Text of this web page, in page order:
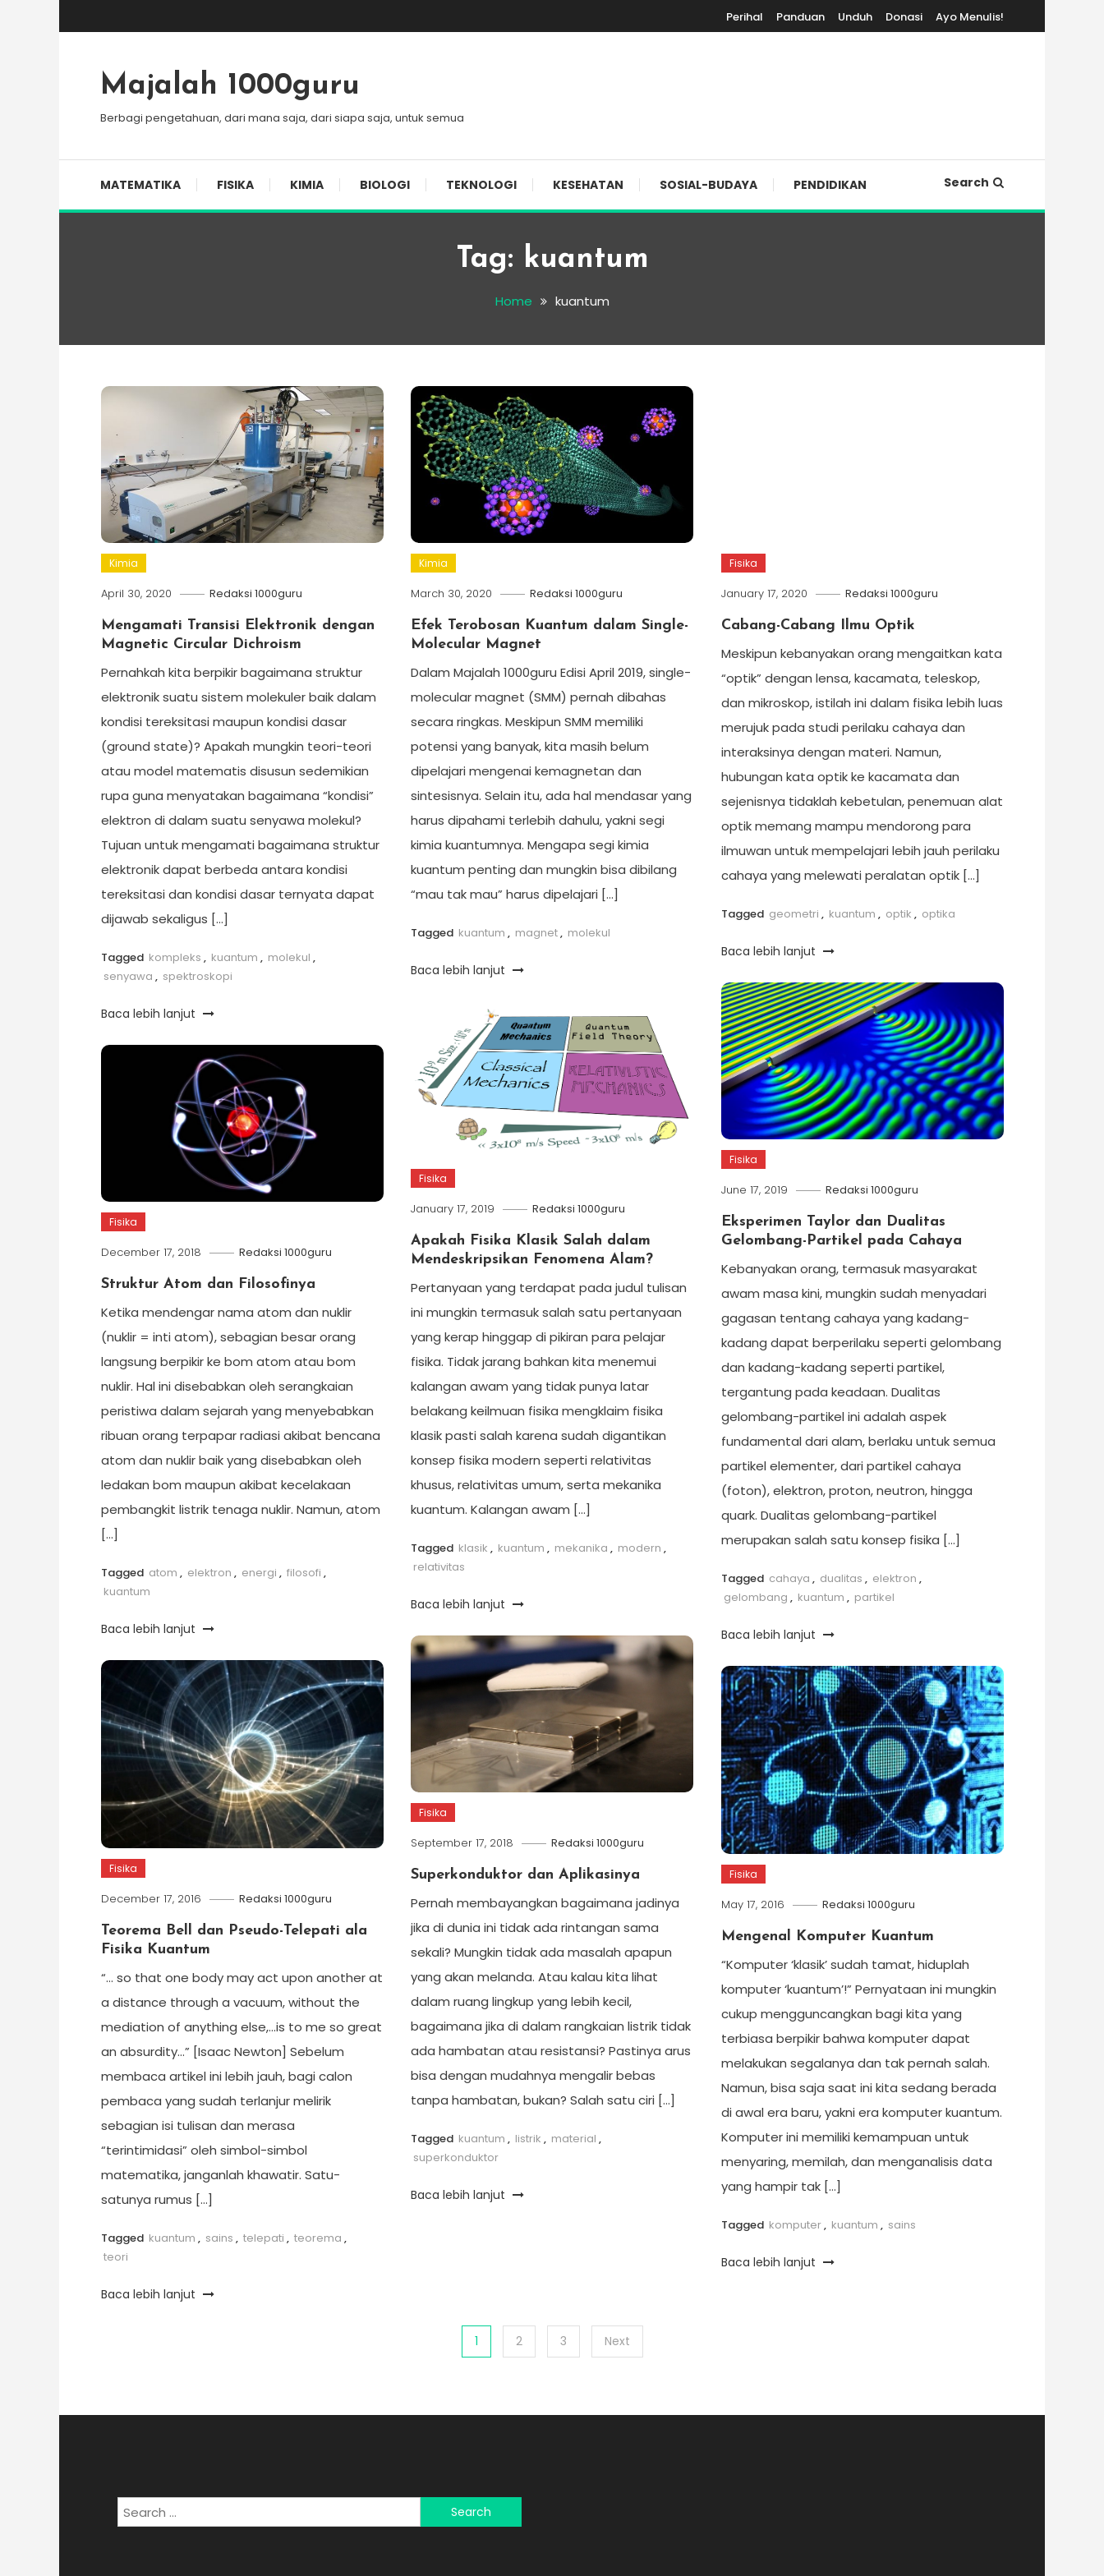
To
Perihal Panduan Unduh Donasi Ayo Menulis!
Majalah 1000guru
Berbagi pengetahuan, dari mana saja, dari siapa saja, untuk semua
MATEMATIKA FISIKA KIMIA BIOLOGI TEKNOLOGI KESEHATAN SOSIAL-BUDAYA PENDIDIKAN Search
Tag: kuantum
Home kuantum
Kimia
April 30, 2020 Redaksi 1000guru
Mengamati Transisi Elektronik dengan
Magnetic Circular Dichroism
Pernahkah kita berpikir bagaimana struktur
elektronik suatu sistem molekuler baik dalam
kondisi tereksitasi maupun kondisi dasar
(ground state)? Apakah mungkin teori-teori
atau model matematis disusun sedemikian
rupa guna menyatakan bagaimana “kondisi”
elektron di dalam suatu senyawa molekul?
Tujuan untuk mengamati bagaimana struktur
elektronik dapat berbeda antara kondisi
tereksitasi dan kondisi dasar ternyata dapat
dijawab sekaligus […]
Tagged kompleks , kuantum , molekul ,
senyawa , spektroskopi
Baca lebih lanjut
Kimia
March 30, 2020 Redaksi 1000guru
Efek Terobosan Kuantum dalam Single-
Molecular Magnet
Dalam Majalah 1000guru Edisi April 2019, single-
molecular magnet (SMM) pernah dibahas
secara ringkas. Meskipun SMM memiliki
potensi yang banyak, kita masih belum
dipelajari mengenai kemagnetan dan
sintesisnya. Selain itu, ada hal mendasar yang
harus dipahami terlebih dahulu, yakni segi
kimia kuantumnya. Mengapa segi kimia
kuantum penting dan mungkin bisa dibilang
“mau tak mau” harus dipelajari […]
Tagged kuantum , magnet, molekul
Baca lebih lanjut
Fisika
January 17, 2020 Redaksi 1000guru
Cabang-Cabang Ilmu Optik
Meskipun kebanyakan orang mengaitkan kata
“optik” dengan lensa, kacamata, teleskop,
dan mikroskop, istilah ini dalam fisika lebih luas
merujuk pada studi perilaku cahaya dan
interaksinya dengan materi. Namun,
hubungan kata optik ke kacamata dan
sejenisnya tidaklah kebetulan, penemuan alat
optik memang mampu mendorong para
ilmuwan untuk mempelajari lebih jauh perilaku
cahaya yang melewati peralatan optik […]
Tagged geometri , kuantum , optik , optika
Baca lebih lanjut
Fisika
June 17, 2019 Redaksi 1000guru
Eksperimen Taylor dan Dualitas
Gelombang-Partikel pada Cahaya
Kebanyakan orang, termasuk masyarakat
awam masa kini, mungkin sudah menyadari
gagasan tentang cahaya yang kadang-
kadang dapat berperilaku seperti gelombang
dan kadang-kadang seperti partikel,
tergantung pada keadaan. Dualitas
gelombang-partikel ini adalah aspek
fundamental dari alam, berlaku untuk semua
partikel elementer, dari partikel cahaya
(foton), elektron, proton, neutron, hingga
quark. Dualitas gelombang-partikel
merupakan salah satu konsep fisika […]
Tagged cahaya , dualitas , elektron ,
gelombang , kuantum , partikel
Baca lebih lanjut
Fisika
January 17, 2019 Redaksi 1000guru
Apakah Fisika Klasik Salah dalam
Mendeskripsikan Fenomena Alam?
Pertanyaan yang terdapat pada judul tulisan
ini mungkin termasuk salah satu pertanyaan
yang kerap hinggap di pikiran para pelajar
fisika. Tidak jarang bahkan kita menemui
kalangan awam yang tidak punya latar
belakang keilmuan fisika mengklaim fisika
klasik pasti salah karena sudah digantikan
konsep fisika modern seperti relativitas
khusus, relativitas umum, serta mekanika
kuantum. Kalangan awam […]
Tagged klasik , kuantum , mekanika , modern ,
relativitas
Baca lebih lanjut
Fisika
December 17, 2018 Redaksi 1000guru
Struktur Atom dan Filosofinya
Ketika mendengar nama atom dan nuklir
(nuklir = inti atom), sebagian besar orang
langsung berpikir ke bom atom atau bom
nuklir. Hal ini disebabkan oleh serangkaian
peristiwa dalam sejarah yang menyebabkan
ribuan orang terpapar radiasi akibat bencana
atom dan nuklir baik yang disebabkan oleh
ledakan bom maupun akibat kecelakaan
pembangkit listrik tenaga nuklir. Namun, atom
[…]
Tagged atom , elektron , energi , filosofi ,
kuantum
Baca lebih lanjut
Fisika
September 17, 2018 Redaksi 1000guru
Superkonduktor dan Aplikasinya
Pernah membayangkan bagaimana jadinya
jika di dunia ini tidak ada rintangan sama
sekali? Mungkin tidak ada masalah apapun
yang akan melanda. Atau kalau kita lihat
dalam ruang lingkup yang lebih kecil,
bagaimana jika di dalam rangkaian listrik tidak
ada hambatan atau resistansi? Pastinya arus
bisa dengan mudahnya mengalir bebas
tanpa hambatan, bukan? Salah satu ciri […]
Tagged kuantum , listrik , material ,
superkonduktor
Baca lebih lanjut
Fisika
December 17, 2016 Redaksi 1000guru
Teorema Bell dan Pseudo-Telepati ala
Fisika Kuantum
“… so that one body may act upon another at
a distance through a vacuum, without the
mediation of anything else,…is to me so great
an absurdity…” [Isaac Newton] Sebelum
membaca artikel ini lebih jauh, bagi calon
pembaca yang sudah terlanjur melirik
sebagian isi tulisan dan merasa
“terintimidasi” oleh simbol-simbol
matematika, janganlah khawatir. Satu-
satunya rumus […]
Tagged kuantum , sains , telepati , teorema ,
teori
Baca lebih lanjut
Fisika
May 17, 2016 Redaksi 1000guru
Mengenal Komputer Kuantum
“Komputer ‘klasik’ sudah tamat, hiduplah
komputer ‘kuantum’!” Pernyataan ini mungkin
cukup mengguncangkan bagi kita yang
terbiasa berpikir bahwa komputer dapat
melakukan segalanya dan tak pernah salah.
Namun, bisa saja saat ini kita sedang berada
di awal era baru, yakni era komputer kuantum.
Komputer ini memiliki kemampuan untuk
menyaring, memilah, dan menganalisis data
yang hampir tak […]
Tagged komputer, kuantum , sains
Baca lebih lanjut
1 2 3 Next
Search
for: